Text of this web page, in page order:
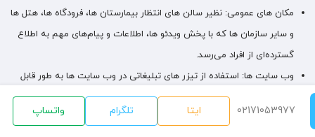
02171053977 ایتا تلگرام واتساپ
مکان‌ های عمومی: نظیر سالن‌ های انتظار بیمارستان ها، فرودگاه ها، هتل ها
و سایر سازمان‌ ها که با پخش ویدئو ها، اطلاعات و پیام‌های مهم به اطلاع
گسترده‌ای از افراد می‌رسد.
وب سایت‌ ها: استفاده از تیزر های تبلیغاتی در وب‌ سایت‌ ها به طور قابل
توجهی توانایی جذب کاربران و تعامل آنها با محتوا را افزایش می‌دهد.
رسانه‌ های عمومی و شبکه‌ های اجتماعی: ساخت تیزر تبلیغاتی اینستاگرام،